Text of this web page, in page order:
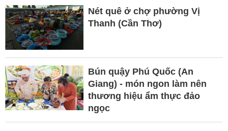
Nét quê ở chợ phường Vị
Thanh (Cần Thơ)
Bún quậy Phú Quốc (An
Giang) - món ngon làm nên
thương hiệu ẩm thực đảo
ngọc